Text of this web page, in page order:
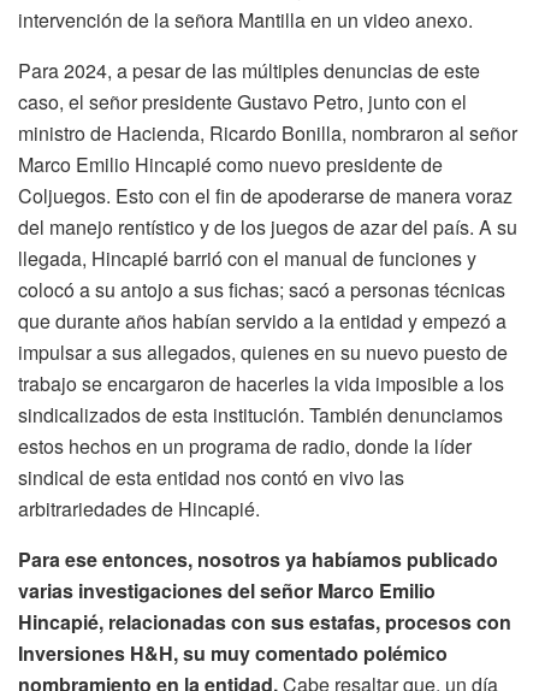
intervención de la señora Mantilla en un video anexo.
Para 2024, a pesar de las múltiples denuncias de este
caso, el señor presidente Gustavo Petro, junto con el
ministro de Hacienda, Ricardo Bonilla, nombraron al señor
Marco Emilio Hincapié como nuevo presidente de
Coljuegos. Esto con el fin de apoderarse de manera voraz
del manejo rentístico y de los juegos de azar del país. A su
llegada, Hincapié barrió con el manual de funciones y
colocó a su antojo a sus fichas; sacó a personas técnicas
que durante años habían servido a la entidad y empezó a
impulsar a sus allegados, quienes en su nuevo puesto de
trabajo se encargaron de hacerles la vida imposible a los
sindicalizados de esta institución. También denunciamos
estos hechos en un programa de radio, donde la líder
sindical de esta entidad nos contó en vivo las
arbitrariedades de Hincapié.
Para ese entonces, nosotros ya habíamos publicado
varias investigaciones del señor Marco Emilio
Hincapié, relacionadas con sus estafas, procesos con
Inversiones H&H, su muy comentado polémico
nombramiento en la entidad.Cabe resaltar que, un día